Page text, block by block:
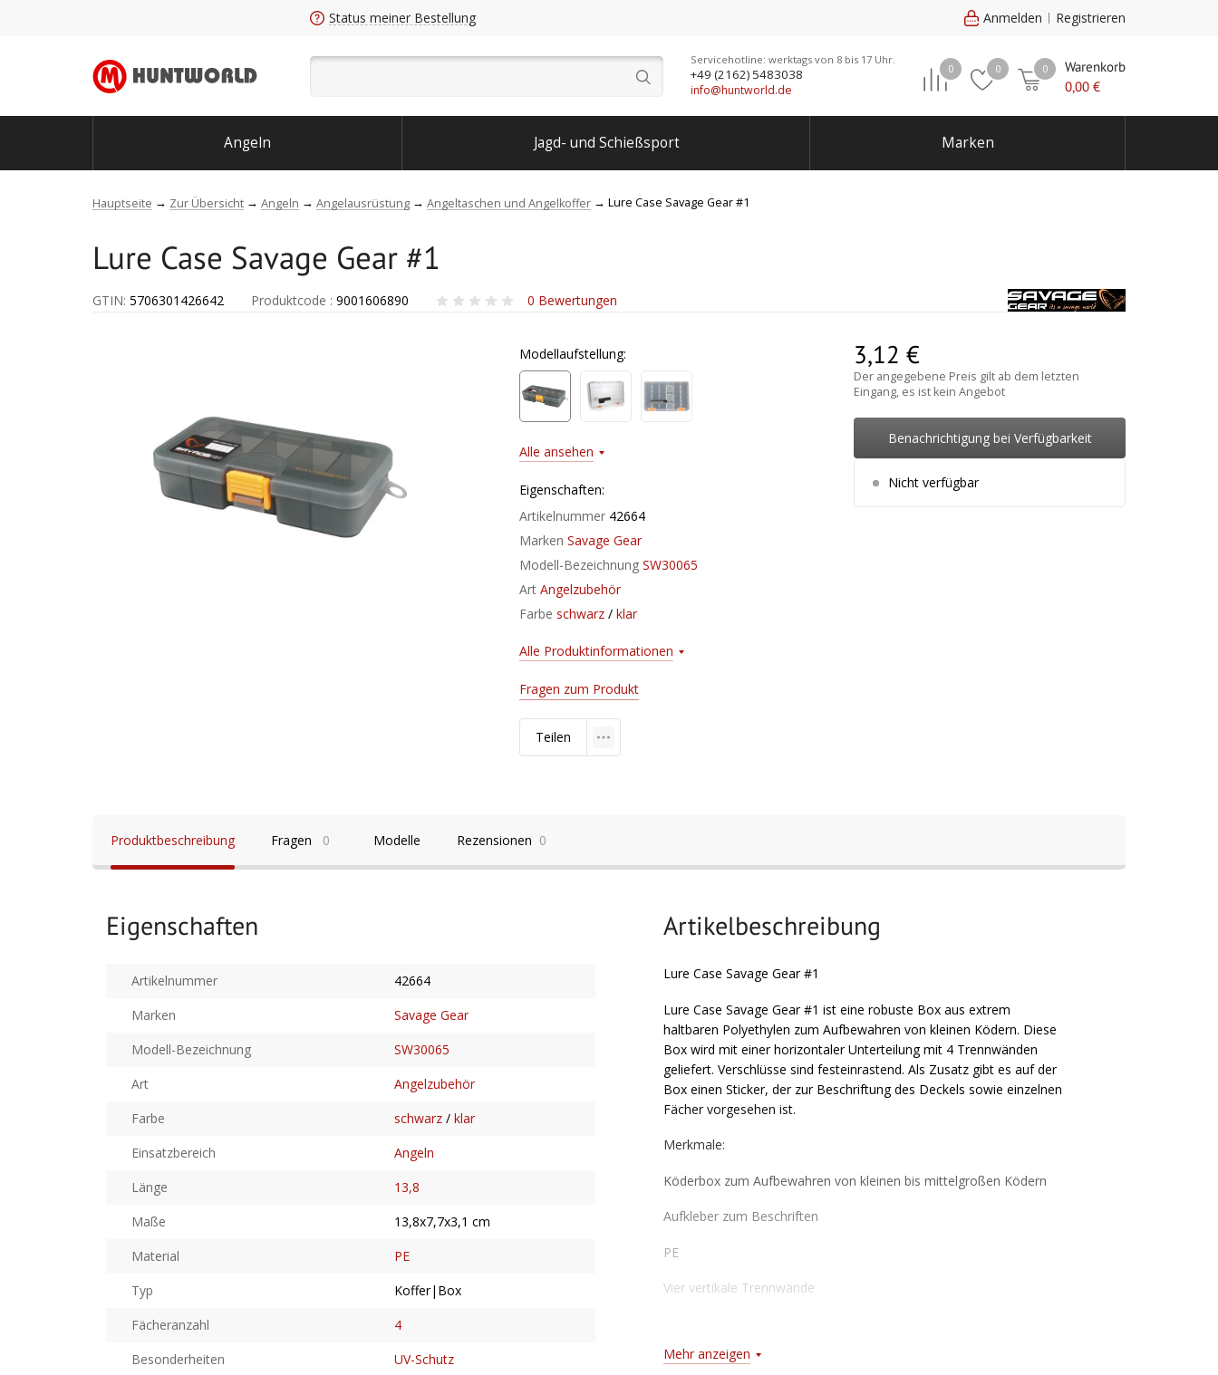
Status meiner Bestellung Anmelden Registrieren
Servicehotline: werktags von 8 bis 17 Uhr.
+49 (2162) 5483038
info@huntworld.de
0 0 0
Warenkorb
0,00 €
Angeln Jagd- und Schießsport Marken
Hauptseite Zur Übersicht Angeln Angelausrüstung Angeltaschen und Angelkoffer Lure Case Savage Gear #1
Lure Case Savage Gear #1
GTIN: 5706301426642 Produktcode : 9001606890 0 Bewertungen
Modellaufstellung:
Alle ansehen
Eigenschaften:
Artikelnummer 42664
Marken Savage Gear
Modell-Bezeichnung SW30065
Art Angelzubehör
Farbe schwarz / klar
Alle Produktinformationen
Fragen zum Produkt
Teilen
3,12 €
Der angegebene Preis gilt ab dem letzten
Eingang, es ist kein Angebot
Benachrichtigung bei Verfügbarkeit
Nicht verfügbar
Produktbeschreibung Fragen 0 Modelle Rezensionen 0
Eigenschaften
Artikelnummer
42664
Marken
Savage Gear
Modell-Bezeichnung
SW30065
Art
Angelzubehör
Farbe
schwarz / klar
Einsatzbereich
Angeln
Länge
13,8
Maße
13,8x7,7x3,1 cm
Material
PE
Typ
Koffer|Box
Fächeranzahl
4
Besonderheiten
UV-Schutz
Artikelbeschreibung
Lure Case Savage Gear #1
Lure Case Savage Gear #1 ist eine robuste Box aus extrem
haltbaren Polyethylen zum Aufbewahren von kleinen Ködern. Diese
Box wird mit einer horizontaler Unterteilung mit 4 Trennwänden
geliefert. Verschlüsse sind festeinrastend. Als Zusatz gibt es auf der
Box einen Sticker, der zur Beschriftung des Deckels sowie einzelnen
Fächer vorgesehen ist.
Merkmale:
Köderbox zum Aufbewahren von kleinen bis mittelgroßen Ködern
Aufkleber zum Beschriften
PE
Vier vertikale Trennwände
Mehr anzeigen